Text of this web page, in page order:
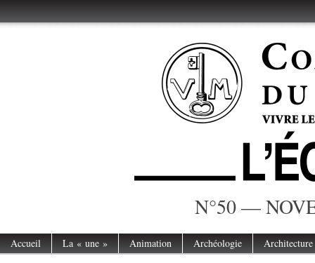
N°50 —
Accueil La « une » Animation Archéologie Architecture